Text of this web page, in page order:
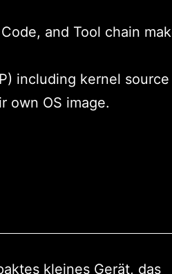
and Tool chain
including kernel source
own OS image.
kleines Gerät, das